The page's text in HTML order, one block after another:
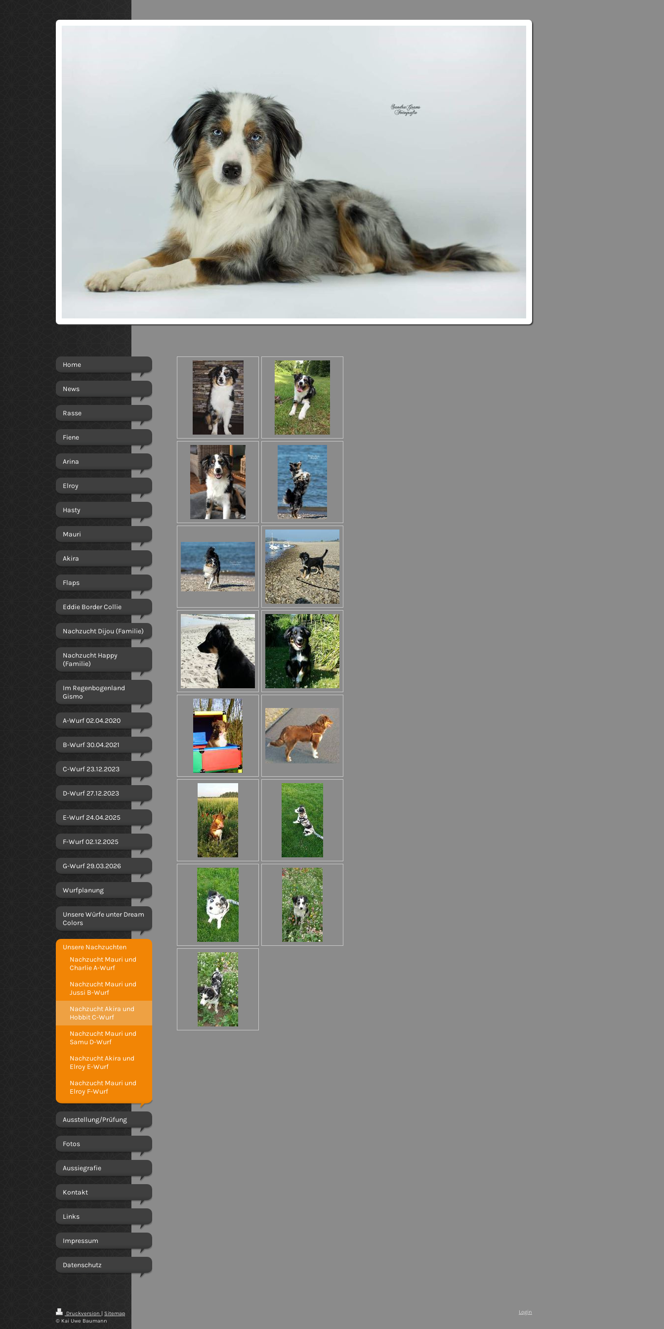
Home
News
Rasse
Fiene
Arina
Elroy
Hasty
Mauri
Akira
Flaps
Eddie Border Collie
Nachzucht Dijou (Familie)
Nachzucht Happy
(Familie)
Im Regenbogenland
Gismo
A-Wurf 02.04.2020
B-Wurf 30.04.2021
C-Wurf 23.12.2023
D-Wurf 27.12.2023
E-Wurf 24.04.2025
F-Wurf 02.12.2025
G-Wurf 29.03.2026
Wurfplanung
Unsere Würfe unter Dream
Colors
Unsere Nachzuchten
Nachzucht Mauri und
Charlie A-Wurf
Nachzucht Mauri und
Jussi B-Wurf
Nachzucht Akira und
Hobbit C-Wurf
Nachzucht Mauri und
Samu D-Wurf
Nachzucht Akira und
Elroy E-Wurf
Nachzucht Mauri und
Elroy F-Wurf
Ausstellung/Prüfung
Fotos
Aussiegrafie
Kontakt
Links
Impressum
Datenschutz
Druckversion | Sitemap
© Kai Uwe Baumann
Login